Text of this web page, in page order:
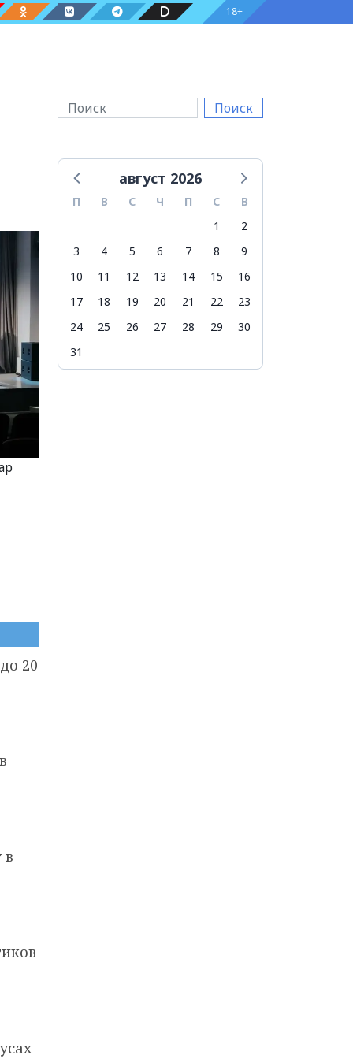
18+
Поиск
20
в
август 2026
П В С Ч П С
В
1
2
3
4 5 6 7 8
9
10
11 12 13 14 15
16
17
18 19 20 21 22
23
24
25 26 27 28 29
30
31